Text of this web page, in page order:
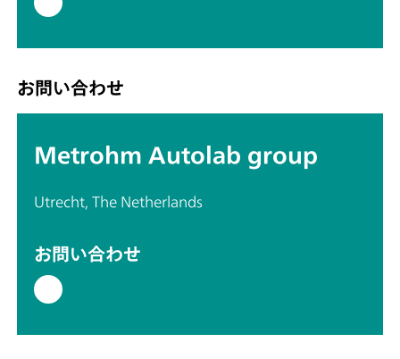
お問い合わせ
Metrohm Autolab group
Utrecht, The Netherlands
お問い合わせ